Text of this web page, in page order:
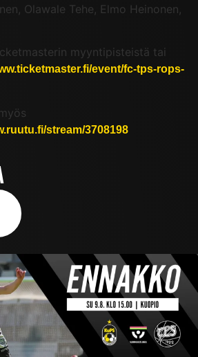
Olawale Tehe, Elmo Heinonen,
myyntipisteistä tai
event/fc-tps-rops-
stream/3708198